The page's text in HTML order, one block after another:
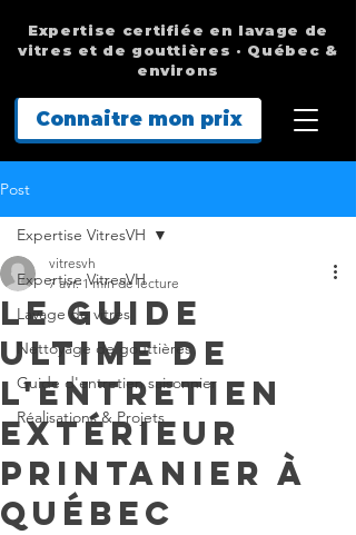
Expertise certifiée en lavage de
vitres et de gouttières · Québec &
environs
Connaitre mon prix
Post
Expertise VitresVH
Lavage de vitres
Nettoyage de gouttières
Guide d'entretien saisonnier
Réalisations & Projets
Expertise VitresVH
Le guide
ultime de
l'entretien
extérieur
printanier à
Québec
vitresvh
7 avr. 1 min de lecture